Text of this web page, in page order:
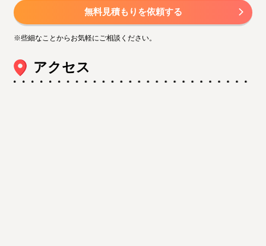
無料見積もりを依頼する
※些細なことからお気軽にご相談ください。
アクセス